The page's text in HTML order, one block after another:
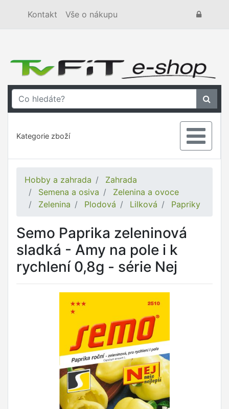
Kontakt Vše o nákupu
Kategorie zboží
Hobby a zahrada
Zahrada
Semena a osiva
Zelenina a ovoce
Zelenina
Plodová Lilková Papriky
Semo Paprika zeleninová
sladká - Amy na pole i k
rychlení 0,8g - série Nej